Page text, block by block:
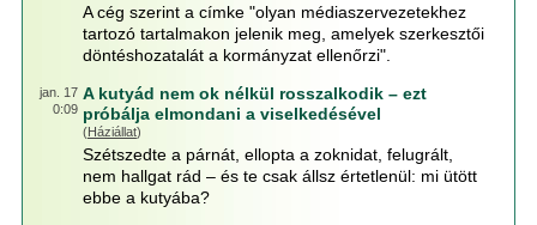
A cég szerint a címke "olyan médiaszervezetekhez
tartozó tartalmakon jelenik meg, amelyek szerkesztői
döntéshozatalát a kormányzat ellenőrzi".
jan. 17
0:09
A kutyád nem ok nélkül rosszalkodik – ezt
próbálja elmondani a viselkedésével
(Háziállat)
Szétszedte a párnát, ellopta a zoknidat, felugrált,
nem hallgat rád – és te csak állsz értetlenül: mi ütött
ebbe a kutyába?